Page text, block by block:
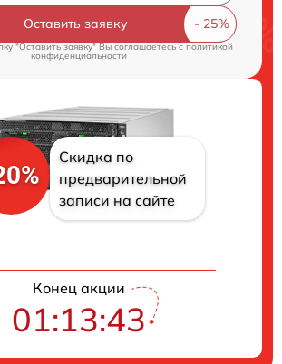
Оставить заявку
"Оставить заявку" Вы соглашаетесь cполитикой
конфиденциальности
Скидка по
предварительной
записи на сайте
Конец акции
01:13:42